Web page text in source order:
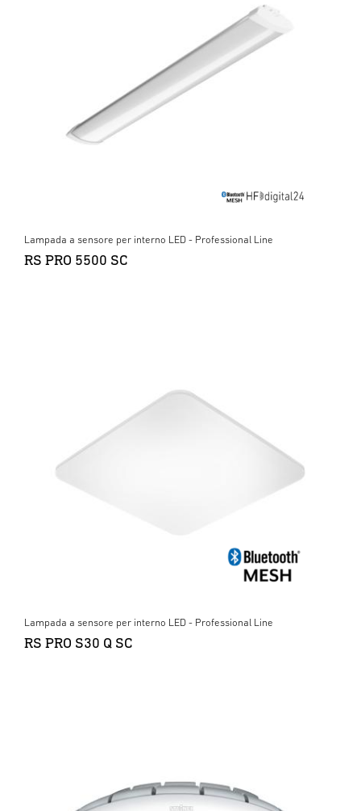
Lampada a sensore per interno LED - Professional Line
RS PRO 5500 SC
Lampada a sensore per interno LED - Professional Line
RS PRO S30 Q SC